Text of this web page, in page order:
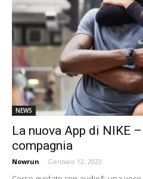
NEWS
La nuova App di NIKE
compagnia
Nowrun - Gennaio 12, 2023